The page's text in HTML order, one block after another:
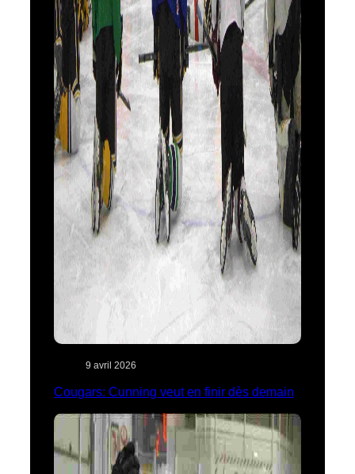
9 avril 2026
Cougars: Cunning veut en finir dès demain